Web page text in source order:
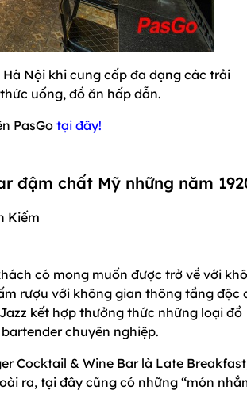
Nội khi cung cấp đa dạng các trải
uống, đồ ăn hấp dẫn.
PasGo tại đây!
đậm chất Mỹ những năm
Kiếm
có mong muốn được trở về với
rượu với không gian thông tầng độc
kết hợp thưởng thức những loại đồ
chuyên nghiệp.
Cocktail & Wine Bar là Late
ra, tại đây cũng có những “món